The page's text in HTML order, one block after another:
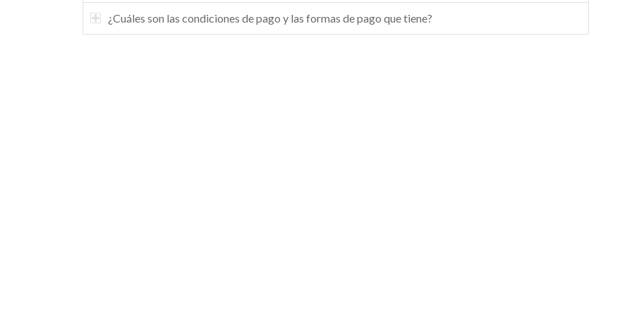
¿Cuáles son las condiciones de pago y las formas de pago que tiene?